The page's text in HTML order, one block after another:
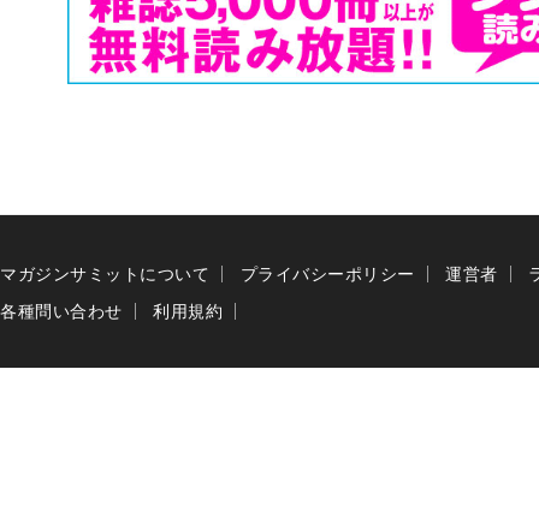
マガジンサミットについて プライバシーポリシー 運営者
各種問い合わせ
利用規約